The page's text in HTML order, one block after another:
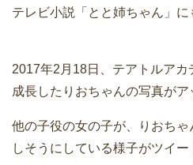
テレビ小説「とと姉ちゃん」に
2017年2月18日、テアトルア
成長したりおちゃんの写真がア
他の子役の女の子が、りおち
しそうにしている様子がツイー